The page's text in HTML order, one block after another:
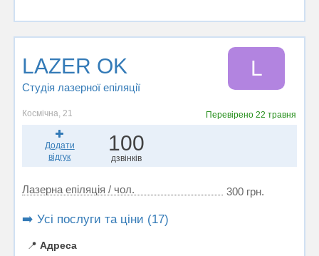
LAZER OK
Студія лазерної епіляції
L
Космічна, 21 Перевірено22 травня
Додати
відгук
100
дзвінків
Лазерна епіляція / чол. 300 грн.
➡️ Усі послуги та ціни (17)
📍 Адреса